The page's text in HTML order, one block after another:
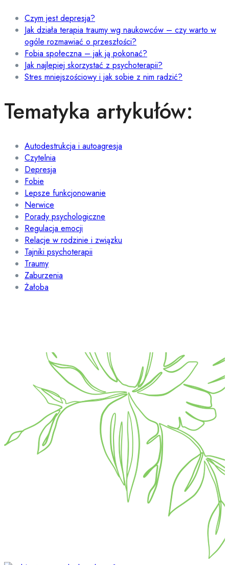
Czym jest depresja?
Jak działa terapia traumy wg naukowców – czy warto w
ogóle rozmawiać o przeszłości?
Fobia społeczna – jak ją pokonać?
Jak najlepiej skorzystać z psychoterapii?
Stres mniejszościowy i jak sobie z nim radzić?
Tematyka artykułów:
Autodestrukcja i autoagresja
Czytelnia
Depresja
Fobie
Lepsze funkcjonowanie
Nerwice
Porady psychologiczne
Regulacja emocji
Relacje w rodzinie i związku
Tajniki psychoterapii
Traumy
Zaburzenia
Żałoba